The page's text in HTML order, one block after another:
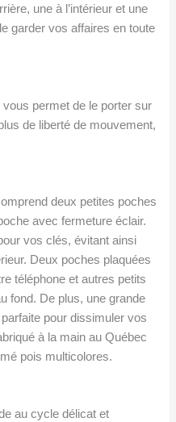
une à l’intérieur et une
garder vos affaires en toute
vous permet de le porter sur
de liberté de mouvement,
deux petites poches
avec fermeture éclair.
vos clés, évitant ainsi
Deux poches plaquées
téléphone et autres petits
fond. De plus, une grande
pour dissimuler vos
à la main au Québec
pois multicolores.
au cycle délicat et